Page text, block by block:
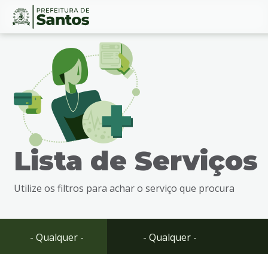
Ir
busca
Ir
Conteúdo
Lista de Serviços
Utilize os filtros para achar o serviço que procura
- Qualquer - - Qualquer -